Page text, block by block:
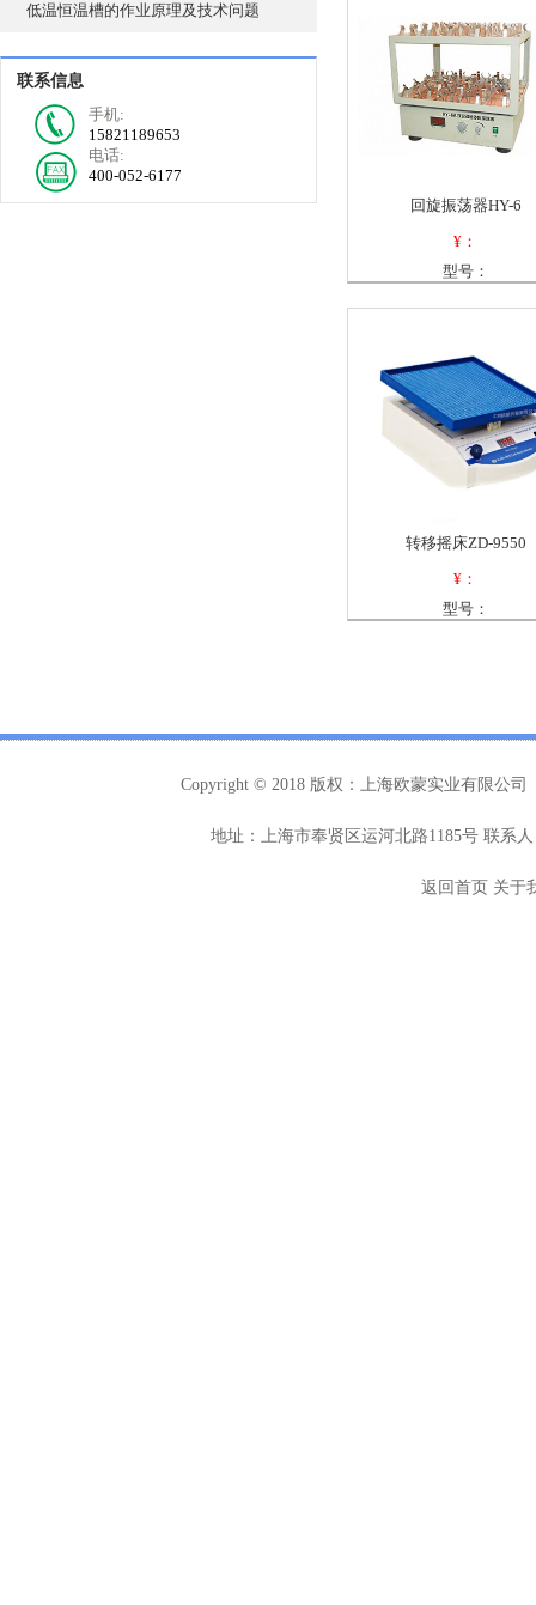
低温恒温槽的作业原理及技术问题
联系信息
手机:
15821189653
电话:
400-052-6177
回旋振荡器HY-6
¥：
型号：
转移摇床ZD-9550
¥：
型号：
Copyright © 2018 版权：上海欧蒙实业有限公司
地址：上海市奉贤区运河北路1185号 联系
返回首页 关于